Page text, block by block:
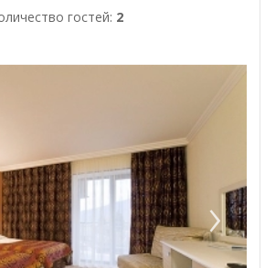
гостей: 2
›